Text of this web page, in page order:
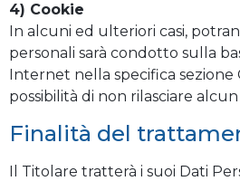
4) Cookie
In alcuni ed ulteriori casi,
personali sarà condotto sulla
Internet nella specifica
possibilità di non rilasciare
Finalità del
Il Titolare tratterà i suoi Dati